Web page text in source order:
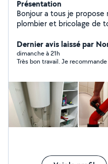
Présentation
Bonjour a tous je
plombier et bricolage de
Dernier avis laissé par
dimanche à 21h
Très bon travail. Je recommande